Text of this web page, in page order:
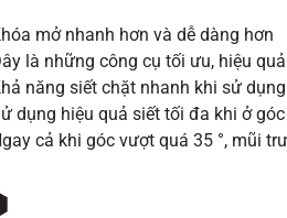
mở nhanh hơn và dễ dàng hơn
là những công cụ tối ưu, hiệu
năng siết chặt nhanh khi sử
dụng hiệu quả siết tối đa khi ở góc
cả khi góc vượt quá 35 °, mũi